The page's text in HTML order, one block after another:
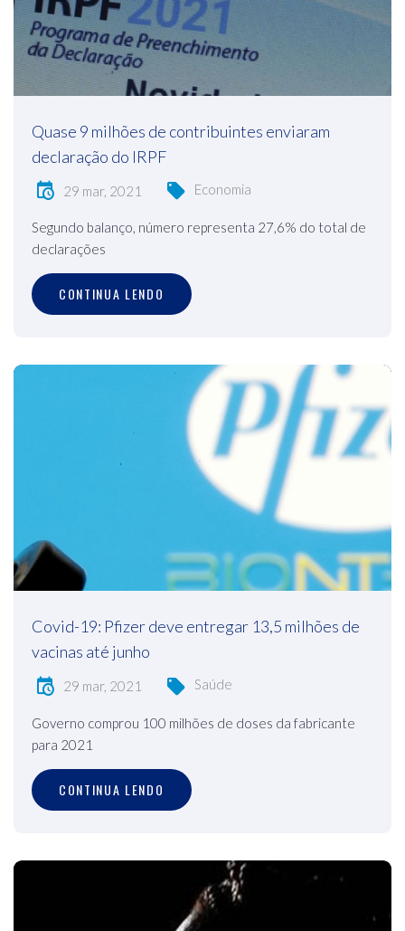
Quase 9 milhões de contribuintes enviaram
declaração do IRPF
29 mar, 2021 Economia
Segundo balanço, número representa 27,6% do total de
declarações
CONTINUA LENDO
Covid-19: Pfizer deve entregar 13,5 milhões de
vacinas até junho
29 mar, 2021 Saúde
Governo comprou 100 milhões de doses da fabricante
para 2021
CONTINUA LENDO